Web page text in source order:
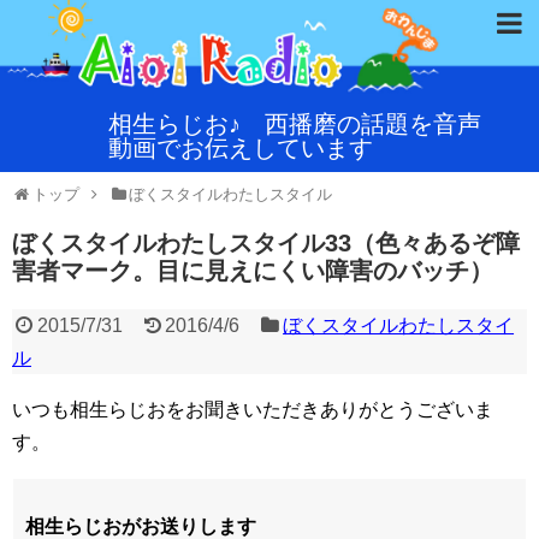
相生らじお♪ 西播磨の話題を音声
動画でお伝えしています
トップ ぼくスタイルわたしスタイル
ぼくスタイルわたしスタイル33（色々あるぞ障
害者マーク。目に見えにくい障害のバッチ）
2015/7/31 2016/4/6
ぼくスタイルわたしスタイ
ル
いつも相生らじおをお聞きいただきありがとうございま
す。
相生らじおがお送りします